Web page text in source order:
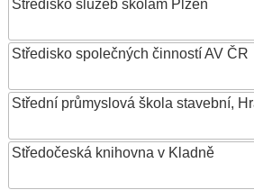
Středisko služeb školám Plzeň
Středisko společných činností AV ČR
Střední průmyslová škola stavební,
Středočeská knihovna v Kladně